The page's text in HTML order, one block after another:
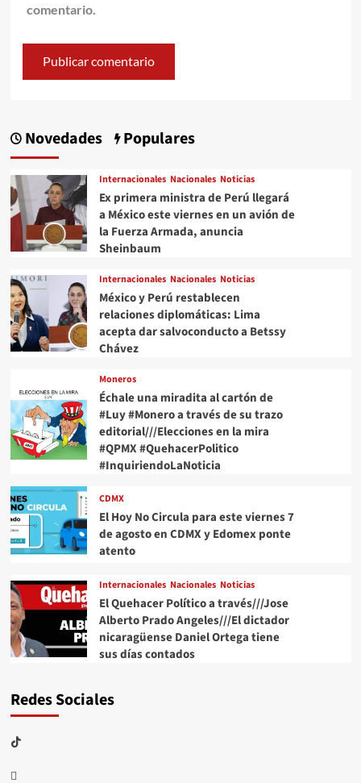
comentario.
Novedades Populares
Internacionales Nacionales Noticias
Ex primera ministra de Perú llegará
a México este viernes en un avión de
la Fuerza Armada, anuncia
Sheinbaum
Internacionales Nacionales Noticias
México y Perú restablecen
relaciones diplomáticas: Lima
acepta dar salvoconducto a Betssy
Chávez
Moneros
Échale una miradita al cartón de
#Luy #Monero a través de su trazo
editorial///Elecciones en la mira
#QPMX #QuehacerPolitico
#InquiriendoLaNoticia
CDMX
El Hoy No Circula para este viernes 7
de agosto en CDMX y Edomex ponte
atento
Internacionales Nacionales Noticias
El Quehacer Político a través///Jose
Alberto Prado Angeles///El dictador
nicaragüense Daniel Ortega tiene
sus días contados
Redes Sociales
TikTok
threads